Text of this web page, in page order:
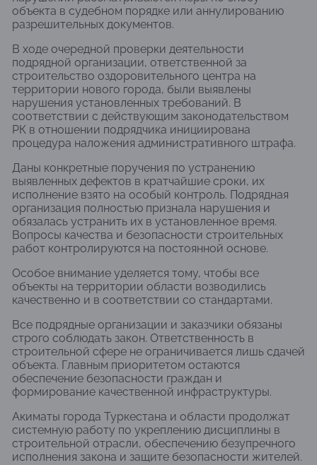
объекта в судебном порядке или аннулированию
разрешительных документов.
В ходе очередной проверки деятельности
подрядной организации, ответственной за
строительство оздоровительного центра на
территории нового города, были выявлены
нарушения установленных требований. В
соответствии с действующим законодательством
РК в отношении подрядчика инициирована
процедура наложения административного штрафа.
Даны конкретные поручения по устранению
выявленных дефектов в кратчайшие сроки, их
исполнение взято на особый контроль. Подрядная
организация полностью признала нарушения и
обязалась устранить их в установленное время.
Вопросы качества и безопасности строительных
работ контролируются на постоянной основе.
Особое внимание уделяется тому, чтобы все
объекты на территории области возводились
качественно и в соответствии со стандартами.
Все подрядные организации и заказчики обязаны
строго соблюдать закон. Ответственность в
строительной сфере не ограничивается лишь сдачей
объекта. Главным приоритетом остаются
обеспечение безопасности граждан и
формирование качественной инфраструктуры.
Акиматы города Туркестана и области продолжат
системную работу по укреплению дисциплины в
строительной отрасли, обеспечению безупречного
исполнения закона и защите безопасности жителей.